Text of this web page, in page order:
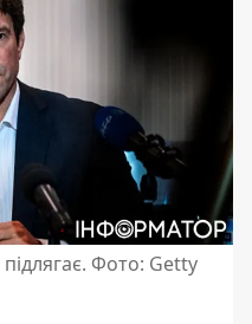
Фото: Getty